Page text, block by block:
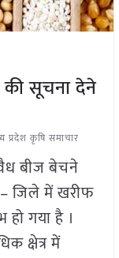
सूचना देने
प्रदेश कृषि समाचार
बीज बेचने
जिले में खरीफ
गया है ।
क्षेत्र में